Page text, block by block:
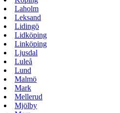
Laholm
Leksand
Lidingö
Lidköping
Linköping
Ljusdal
Luleå
Lund
Malmö
Mark
Mellerud
Mjölby